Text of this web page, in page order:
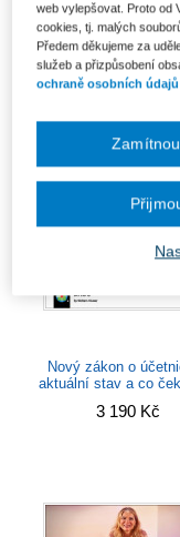
Nevýdělečné
2., aktualizované
412 Kč
Nový zákon o
aktuální stav a co
3 190 Kč
web vylepšovat. Proto od
cookies, tj. malých
Předem děkujeme za
služeb a přizpůsobení
ochraně osobních